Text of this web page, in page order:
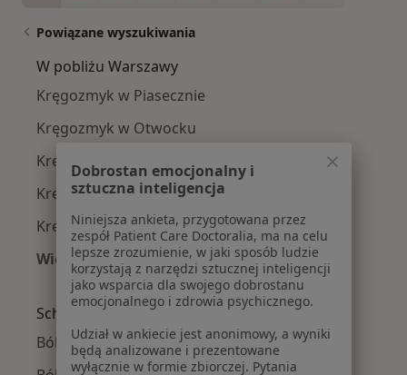
Powiązane wyszukiwania
W pobliżu Warszawy
Kręgozmyk w Piasecznie
Kręgozmyk w Otwocku
Kręgozmyk w Konstancinie-Jeziornie
Kręgozmyk w Legionowie
Kręgozmyk w Pruszkowie
Więcej (12)
Więcej w kategorii: W pobliżu Warszawy
Schorzenia w Warszawie
Bóle głowy w Warszawie
Dobrostan emocjonalny i
sztuczna inteligencja
Niniejsza ankieta, przygotowana przez
zespół Patient Care Doctoralia, ma na celu
lepsze zrozumienie, w jaki sposób ludzie
korzystają z narzędzi sztucznej inteligencji
jako wsparcia dla swojego dobrostanu
emocjonalnego i zdrowia psychicznego.
Udział w ankiecie jest anonimowy, a wyniki
będą analizowane i prezentowane
wyłącznie w formie zbiorczej. Pytania